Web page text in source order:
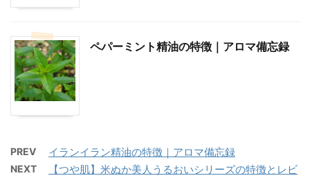
ペパーミント精油の特徴｜アロマ備忘録
PREV イランイラン精油の特徴｜アロマ備忘録
NEXT
【つや肌】米ぬか美人うるおいシリーズの特徴とレビ